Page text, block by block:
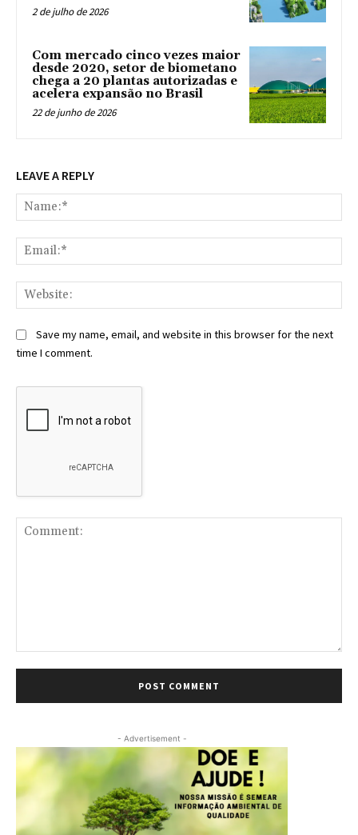
2 de julho de 2026
Com mercado cinco vezes maior
desde 2020, setor de biometano
chega a 20 plantas autorizadas e
acelera expansão no Brasil
22 de junho de 2026
LEAVE A REPLY
Save my name, email, and website in this browser for the next
time I comment.
- Advertisement -